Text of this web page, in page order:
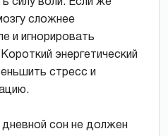
силу воли. Если же
сложнее
и игнорировать
энергетический
стресс и
сон не должен